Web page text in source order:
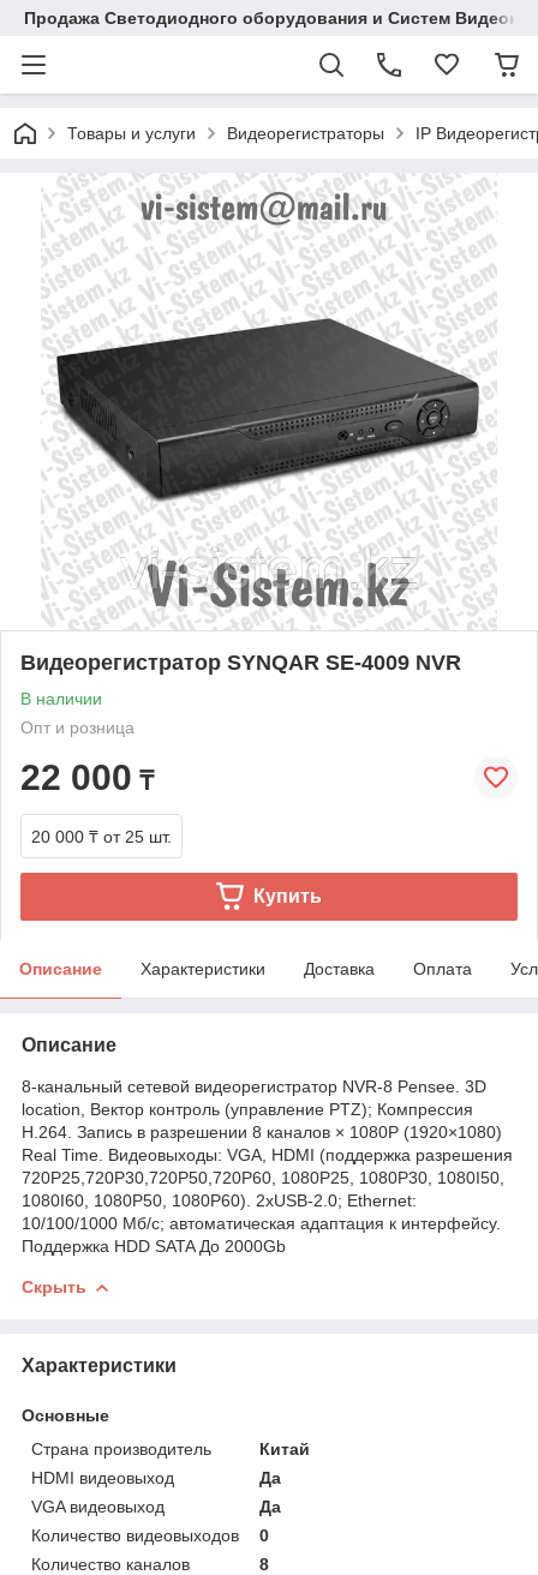
Продажа Светодиодного оборудования и Систем
Товары и услуги Видеорегистраторы IP
Видеорегистратор SYNQAR SE-4009 NVR
В наличии
Опт и розница
22 000 ₸
20 000 ₸ от 25 шт.
Купить
Описание Характеристики Доставка Оплата
Описание
8-канальный сетевой видеорегистратор NVR-8 Pensee. 3D
location, Вектор контроль (управление PTZ); Компрессия
H.264. Запись в разрешении 8 каналов × 1080P (1920×1080)
Real Time. Видеовыходы: VGA, HDMI (поддержка разрешения
720P25,720P30,720P50,720P60, 1080P25, 1080P30, 1080I50,
1080I60, 1080P50, 1080P60). 2хUSB-2.0; Ethernet:
10/100/1000 Мб/с; автоматическая адаптация к интерфейсу.
Поддержка HDD SATA До 2000Gb
Скрыть
Характеристики
Основные
Страна производитель
Китай
HDMI видеовыход
Да
VGA видеовыход
Да
Количество видеовыходов
0
Количество каналов
8